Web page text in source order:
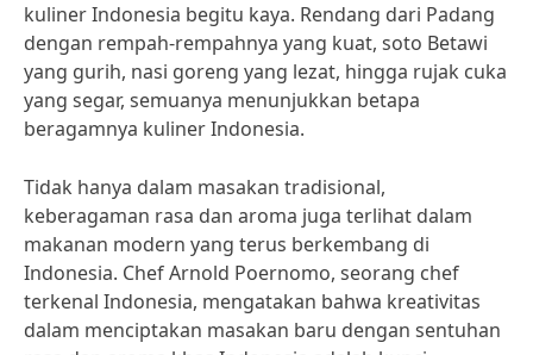
kuliner Indonesia begitu kaya. Rendang dari Padang
dengan rempah-rempahnya yang kuat, soto Betawi
yang gurih, nasi goreng yang lezat, hingga rujak cuka
yang segar, semuanya menunjukkan betapa
beragamnya kuliner Indonesia.
Tidak hanya dalam masakan tradisional,
keberagaman rasa dan aroma juga terlihat dalam
makanan modern yang terus berkembang di
Indonesia. Chef Arnold Poernomo, seorang chef
terkenal Indonesia, mengatakan bahwa kreativitas
dalam menciptakan masakan baru dengan sentuhan